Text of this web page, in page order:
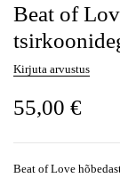
Beat of
Kirjuta arvustus
55,00 €
Beat of Love